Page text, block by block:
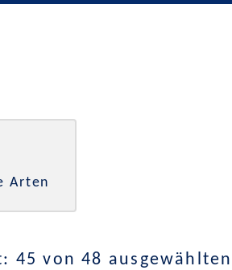
Arten
45 von 48